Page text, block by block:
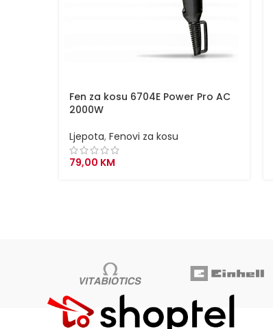
Fen za kosu 6704E Power Pro AC
2000W
Ljepota, Fenovi za kosu
79,00 KM